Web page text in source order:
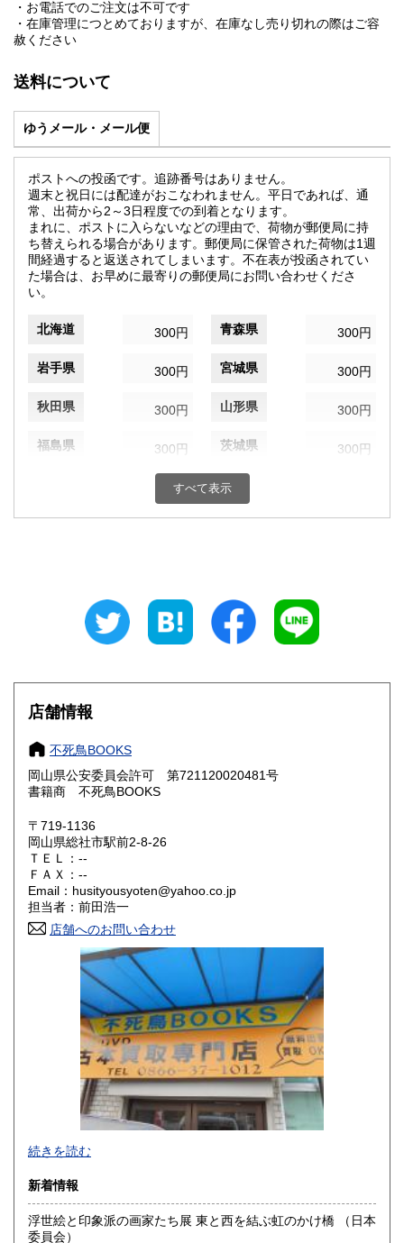
・お電話でのご注文は不可です
・在庫管理につとめておりますが、在庫なし売り切れの際はご容
赦ください
送料について
ゆうメール・メール便
ポストへの投函です。追跡番号はありません。
週末と祝日には配達がおこなわれません。平日であれば、通
常、出荷から2～3日程度での到着となります。
まれに、ポストに入らないなどの理由で、荷物が郵便局に持
ち替えられる場合があります。郵便局に保管された荷物は1週
間経過すると返送されてしまいます。不在表が投函されてい
た場合は、お早めに最寄りの郵便局にお問い合わせくださ
い。
北海道 300円 青森県 300円
岩手県 300円 宮城県 300円
秋田県 300円 山形県 300円
福島県 300円 茨城県 300円
300円 群馬県
埼玉県 千葉県
300円 富山県
300円 福井県
300円 300円
岐阜県
愛知県
滋賀県 300円
大阪府 300円
奈良県
鳥取県
300円 広島県
300円 徳島県
300円 愛媛県
300円 福岡県
300円 長崎県
熊本県
宮崎県
沖縄県 300円
すべて表示
店舗情報
不死鳥BOOKS
岡山県公安委員会許可 第721120020481号
書籍商 不死鳥BOOKS
〒719-1136
岡山県総社市駅前2-8-26
ＴＥＬ：--
ＦＡＸ：--
Email：husityousyoten@yahoo.co.jp
担当者：前田浩一
店舗へのお問い合わせ
不死鳥BOOKSでは、書籍だけでなくCD、DVD、レコード、
ゲーム、おもちゃ、骨董品まであらゆるものの買い取りがで
にお問い合わせください。出張費は、無料です。
沿線名：伯備線・桃太郎線(吉備線)
続きを読む
新着情報
浮世絵と印象派の画家たち展 東と西を結ぶ虹のかけ橋 （日本
委員会）